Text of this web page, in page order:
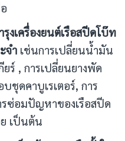
งเครื่องยนต์เรือสปีดโบ๊ท
จำเช่นการเปลี่ยนน้ำมัน
ยร์ , การเปลี่ยนยางพัด
ชุดคาบูเรเตอร์, การ
รซ่อมปัญหาของเรือสปีด
เป็นต้น